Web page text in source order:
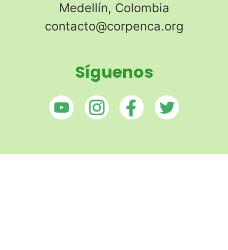
Medellín, Colombia
contacto@corpenca.org
Síguenos